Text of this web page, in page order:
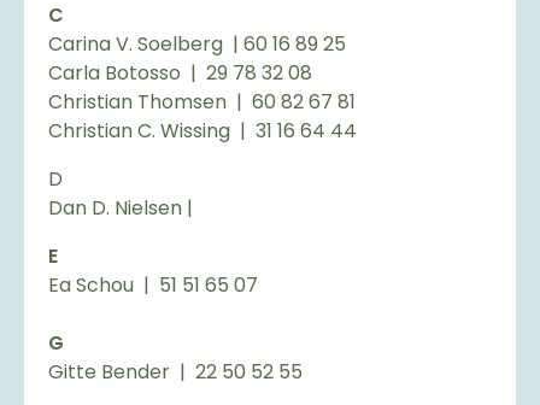
C
Carina V. Soelberg | 60 16 89 25
Carla Botosso | 29 78 32 08
Christian Thomsen | 60 82 67 81
Christian C. Wissing | 31 16 64 44
D
Dan D. Nielsen |
E
Ea Schou | 51 51 65 07
G
Gitte Bender | 22 50 52 55